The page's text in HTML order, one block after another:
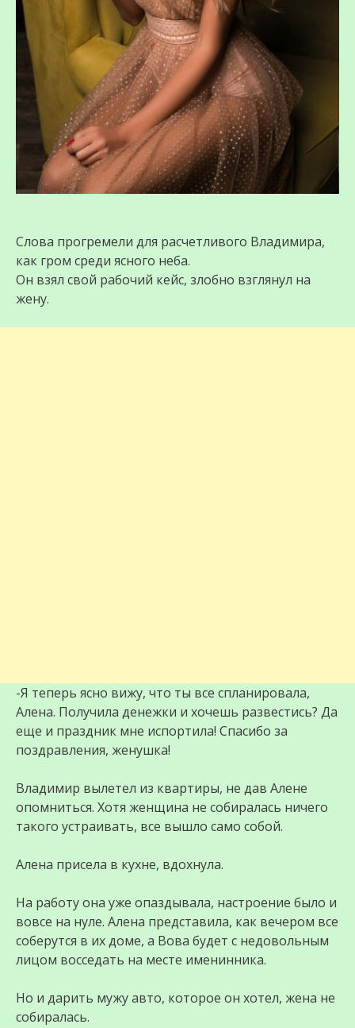
Слова прогремели для расчетливого Владимира,
как гром среди ясного неба.
Он взял свой рабочий кейс, злобно взглянул на
жену.
-Я теперь ясно вижу, что ты все спланировала,
Алена. Получила денежки и хочешь развестись? Да
еще и праздник мне испортила! Спасибо за
поздравления, женушка!
Владимир вылетел из квартиры, не дав Алене
опомниться. Хотя женщина не собиралась ничего
такого устраивать, все вышло само собой.
Алена присела в кухне, вдохнула.
На работу она уже опаздывала, настроение было и
вовсе на нуле. Алена представила, как вечером все
соберутся в их доме, а Вова будет с недовольным
лицом восседать на месте именинника.
Но и дарить мужу авто, которое он хотел, жена не
собиралась.